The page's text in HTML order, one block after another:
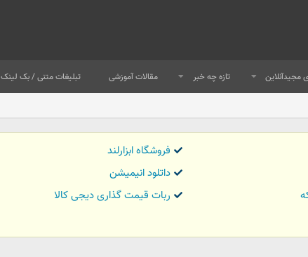
مجیدآنلاین تازه چه خبر مقالات آموزشی تبلیغات متنی / بک لینک
فروشگاه ابزارلند
داتلود انیمیشن
ربات قیمت گذاری دیجی کالا